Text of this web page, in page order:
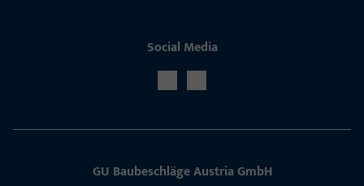
Social Media
GU Baubeschläge Aus­tria GmbH